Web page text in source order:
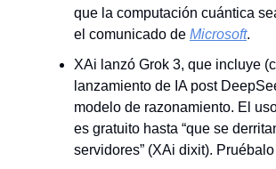
que la computación cuántica
el comunicado de Microsoft.
XAi lanzó Grok 3, que incluye
lanzamiento de IA post
modelo de razonamiento. El
es gratuito hasta “que se
servidores” (XAi dixit). Pruébalo